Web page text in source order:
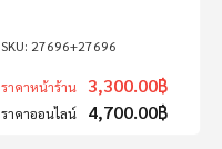
27696+27696
ราคาหน้าร้าน 3,300.00฿
ราคาออนไลน์ 4,700.00฿